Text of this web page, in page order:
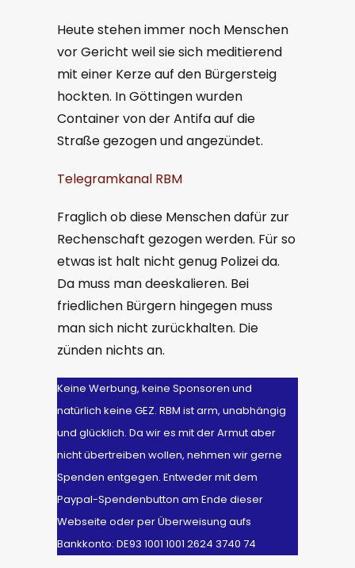
Heute stehen immer noch Menschen
vor Gericht weil sie sich meditierend
mit einer Kerze auf den Bürgersteig
hockten. In Göttingen wurden
Container von der Antifa auf die
Straße gezogen und angezündet.
Telegramkanal RBM
Fraglich ob diese Menschen dafür zur
Rechenschaft gezogen werden. Für so
etwas ist halt nicht genug Polizei da.
Da muss man deeskalieren. Bei
friedlichen Bürgern hingegen muss
man sich nicht zurückhalten. Die
zünden nichts an.
Keine Werbung, keine Sponsoren und
natürlich keine GEZ. RBM ist arm, unabhängig
und glücklich. Da wir es mit der Armut aber
nicht übertreiben wollen, nehmen wir gerne
Spenden entgegen. Entweder mit dem
Paypal-Spendenbutton am Ende dieser
Webseite oder per Überweisung aufs
Bankkonto: DE93 1001 1001 2624 3740 74